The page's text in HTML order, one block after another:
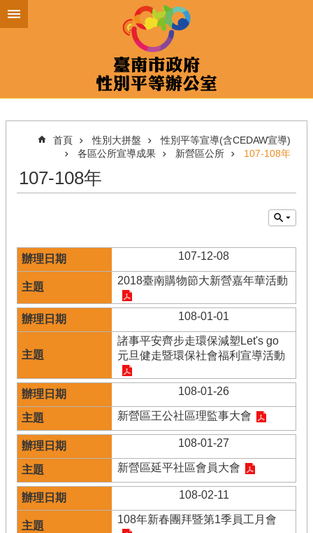
跳到主要內容區塊
首頁 性別大拼盤
性別平等宣導(含CEDAW宣導)
各區公所宣導成果
新營區公所 107-108年
107-108年
107-12-08
2018臺南購物節大新營嘉年華活動
108-01-01
諸事平安齊步走環保減塑Let's go
元旦健走暨環保社會福利宣導活動
108-01-26
新營區王公社區理監事大會
108-01-27
新營區延平社區會員大會
108-02-11
108年新春團拜暨第1季員工月會